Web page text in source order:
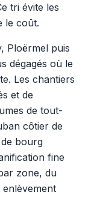
tri évite les
le coût.
Ploërmel puis
dégagés où le
Les chantiers
et de
de tout-
côtier de
bourg
fine
zone, du